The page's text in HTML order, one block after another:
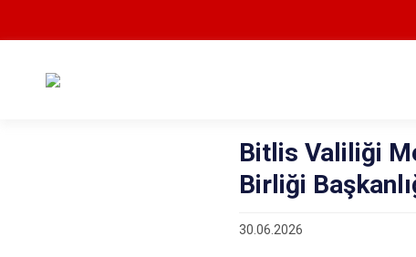
Bitlis Valiliği
Birliği
30.06.2026